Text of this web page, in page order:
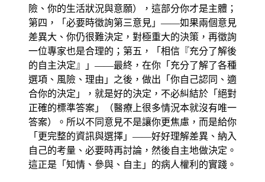
險、你的生活狀況與意願），這部分你才是主體；
第四，「必要時徵詢第三意見」——如果兩個意見
差異大、你仍很難決定，對極重大的決策，再徵詢
一位專家也是合理的；第五，「相信『充分了解後
的自主決定』」——最終，在你「充分了解了各種
選項、風險、理由」之後，做出「你自己認同、適
合你的決定」，就是好的決定，不必糾結於「絕對
正確的標準答案」（醫療上很多情況本就沒有唯一
答案）。所以不同意見不是讓你更焦慮，而是給你
「更完整的資訊與選擇」——好好理解差異、納入
自己的考量、必要時再討論，然後自主地做決定。
這正是「知情、參與、自主」的病人權利的實踐。